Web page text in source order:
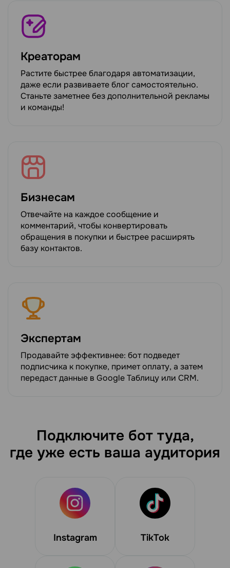
Креаторам
Растите быстрее благодаря автоматизации,
даже если развиваете блог самостоятельно.
Станьте заметнее без дополнительной рекламы
и команды!
Бизнесам
Отвечайте на каждое сообщение и
комментарий, чтобы конвертировать
обращения в покупки и быстрее расширять
базу контактов.
Экспертам
Продавайте эффективнее: бот подведет
подписчика к покупке, примет оплату, а затем
передаст данные в Google Таблицу или CRM.
Подключите бот туда,
где уже есть ваша аудитория
Instagram TikTok